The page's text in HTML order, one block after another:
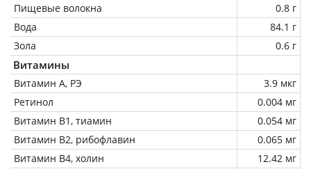
Пищевые волокна
0.8 г
Вода
84.1 г
Зола
0.6 г
Витамины
Витамин А, РЭ
3.9 мкг
Ретинол
0.004 мг
Витамин В1, тиамин
0.054 мг
Витамин В2, рибофлавин
0.065 мг
Витамин В4, холин
12.42 мг